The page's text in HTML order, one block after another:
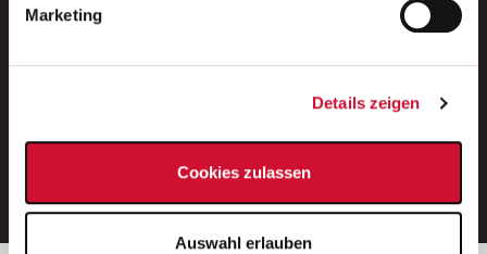
Marketing
Details zeigen
Cookies zulassen
Auswahl erlauben
E-Mail-Adresse eintragen